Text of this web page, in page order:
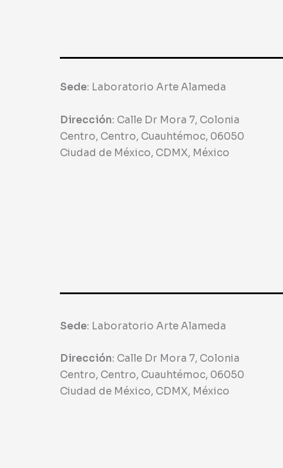
Sede: Laboratorio Arte Alameda
Dirección: Calle Dr Mora 7, Colonia
Centro, Centro, Cuauhtémoc, 06050
Ciudad de México, CDMX, México
Sede: Laboratorio Arte Alameda
Dirección: Calle Dr Mora 7, Colonia
Centro, Centro, Cuauhtémoc, 06050
Ciudad de México, CDMX, México